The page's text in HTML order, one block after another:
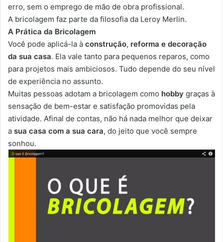
erro, sem o emprego de mão de obra profissional.
A bricolagem faz parte da filosofia da Leroy Merlin.
A Prática da Bricolagem
Você pode aplicá-la à construção, reforma e decoração
da sua casa. Ela vale tanto para pequenos reparos, como
para projetos mais ambiciosos. Tudo depende do seu nível
de experiência no assunto.
Muitas pessoas adotam a bricolagem como hobby graças à
sensação de bem-estar e satisfação promovidas pela
atividade. Afinal de contas, não há nada melhor que deixar
a sua casa com a sua cara, do jeito que você sempre
sonhou.